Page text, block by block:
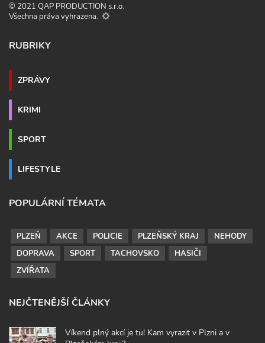
© 2021 QAP PRODUCTION s.r.o.
Všechna práva vyhrazena.
RUBRIKY
ZPRÁVY
KRIMI
SPORT
LIFESTYLE
POPULÁRNÍ TÉMATA
PLZEŇ AKCE POLICIE PLZEŇSKÝ KRAJ
NEHODY
DOPRAVA
SPORT TACHOVSKO
HASIČI
ZVÍŘATA
NEJČTENĚJŠÍ ČLÁNKY
Víkend plný akcí je tu! Kam vyrazit v Plzni a v